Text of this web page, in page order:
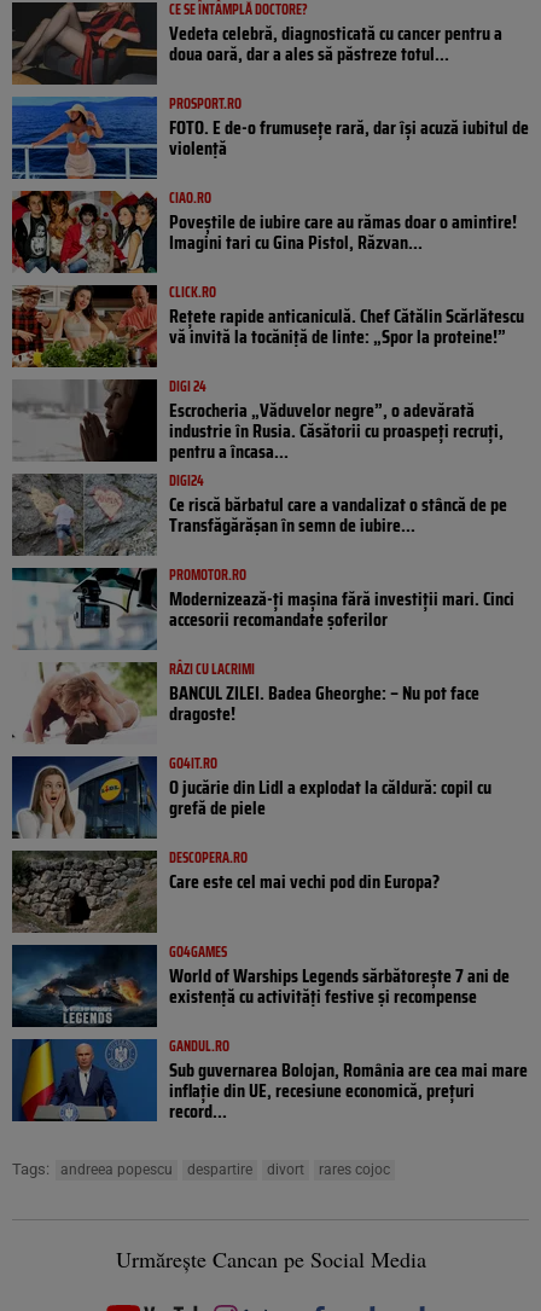
CE SE ÎNTÂMPLĂ DOCTORE?
Vedeta celebră, diagnosticată cu cancer pentru a
doua oară, dar a ales să păstreze totul...
PROSPORT.RO
FOTO. E de-o frumusețe rară, dar își acuză iubitul de
violență
CIAO.RO
Poveştile de iubire care au rămas doar o amintire!
Imagini tari cu Gina Pistol, Răzvan...
CLICK.RO
Rețete rapide anticaniculă. Chef Cătălin Scărlătescu
vă invită la tocăniță de linte: „Spor la proteine!”
DIGI 24
Escrocheria „Văduvelor negre”, o adevărată
industrie în Rusia. Căsătorii cu proaspeți recruți,
pentru a încasa...
DIGI24
Ce riscă bărbatul care a vandalizat o stâncă de pe
Transfăgărășan în semn de iubire...
PROMOTOR.RO
Modernizează-ți mașina fără investiții mari. Cinci
accesorii recomandate șoferilor
RÂZI CU LACRIMI
BANCUL ZILEI. Badea Gheorghe: – Nu pot face
dragoste!
GO4IT.RO
O jucărie din Lidl a explodat la căldură: copil cu
grefă de piele
DESCOPERA.RO
Care este cel mai vechi pod din Europa?
GO4GAMES
World of Warships Legends sărbătorește 7 ani de
existență cu activități festive și recompense
GANDUL.RO
Sub guvernarea Bolojan, România are cea mai mare
inflație din UE, recesiune economică, prețuri
record...
Tags: andreea popescu despartire divort rares cojoc
Urmărește Cancan pe Social Media